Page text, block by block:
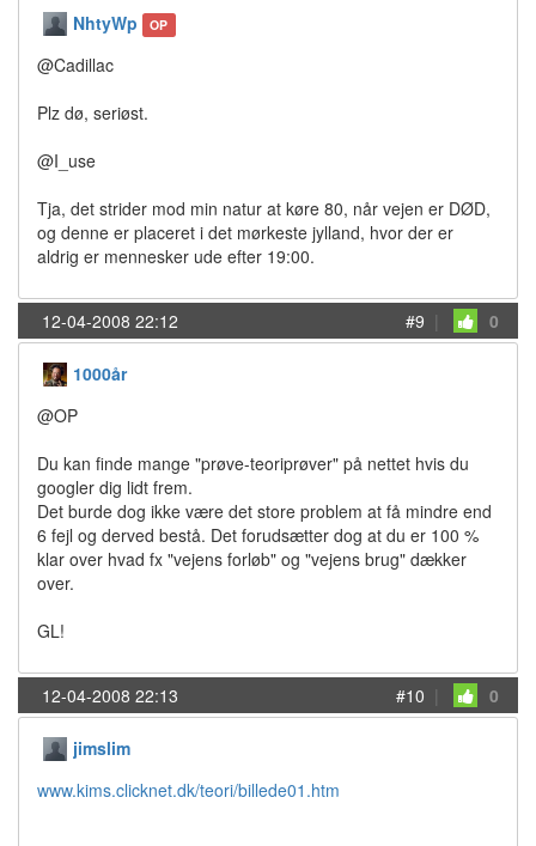
NhtyWp OP
@Cadillac
Plz dø, seriøst.
@I_use
Tja, det strider mod min natur at køre 80, når vejen er DØD,
og denne er placeret i det mørkeste jylland, hvor der er
aldrig er mennesker ude efter 19:00.
12-04-2008 22:12 #9 | 0
1000år
@OP
Du kan finde mange "prøve-teoriprøver" på nettet hvis du
googler dig lidt frem.
Det burde dog ikke være det store problem at få mindre end
6 fejl og derved bestå. Det forudsætter dog at du er 100 %
klar over hvad fx "vejens forløb" og "vejens brug" dækker
over.
GL!
12-04-2008 22:13 #10 | 0
jimslim
www.kims.clicknet.dk/teori/billede01.htm